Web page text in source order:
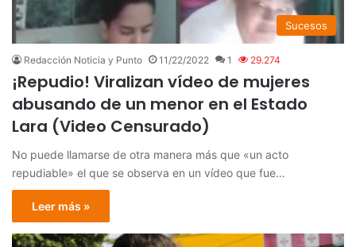
Sucesos
Redacción Noticia y Punto 11/22/2022 1 29.274
¡Repudio! Viralizan vídeo de mujeres
abusando de un menor en el Estado
Lara (Video Censurado)
No puede llamarse de otra manera más que «un acto
repudiable» el que se observa en un vídeo que fue…
Leer más »